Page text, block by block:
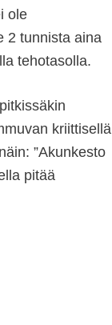
ole
2 tunnista aina
tehotasolla.
kriittisellä
”Akunkesto
pitää